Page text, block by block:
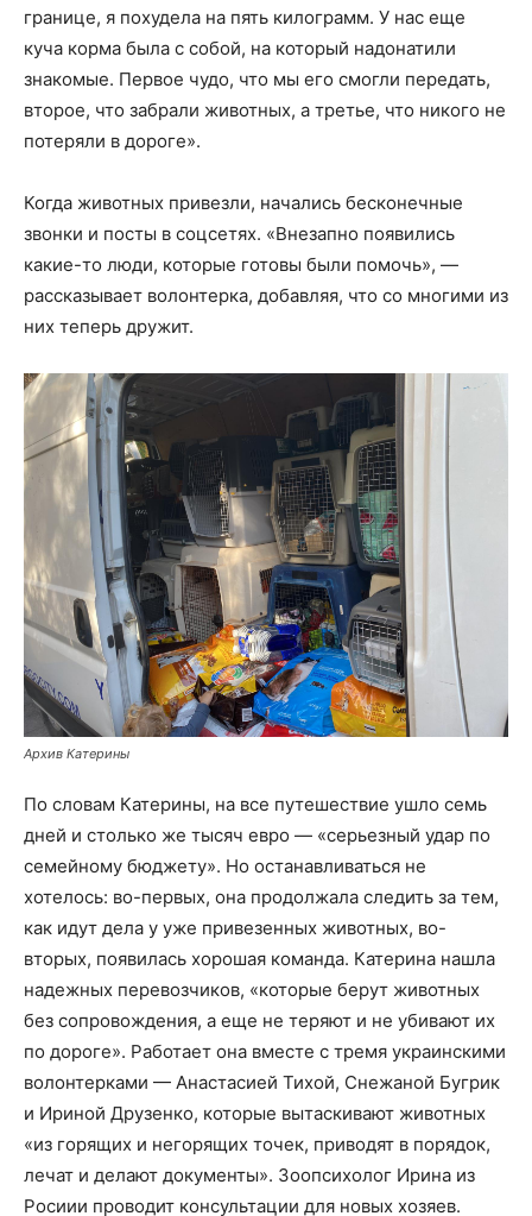
границе, я похудела на пять килограмм. У нас еще
куча корма была с собой, на который надонатили
знакомые. Первое чудо, что мы его смогли передать,
второе, что забрали животных, а третье, что никого не
потеряли в дороге».
Когда животных привезли, начались бесконечные
звонки и посты в соцсетях. «Внезапно появились
какие-то люди, которые готовы были помочь», —
рассказывает волонтерка, добавляя, что со многими из
них теперь дружит.
Архив Катерины
По словам Катерины, на все путешествие ушло семь
дней и столько же тысяч евро — «серьезный удар по
семейному бюджету». Но останавливаться не
хотелось: во-первых, она продолжала следить за тем,
как идут дела у уже привезенных животных, во-
вторых, появилась хорошая команда. Катерина нашла
надежных перевозчиков, «которые берут животных
без сопровождения, а еще не теряют и не убивают их
по дороге». Работает она вместе с тремя украинскими
волонтерками — Анастасией Тихой, Снежаной Бугрик
и Ириной Друзенко, которые вытаскивают животных
«из горящих и негорящих точек, приводят в порядок,
лечат и делают документы». Зоопсихолог Ирина из
Росиии проводит консультации для новых хозяев.